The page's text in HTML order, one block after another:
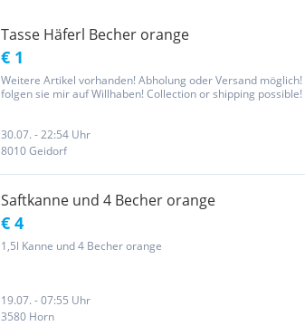
Tasse Häferl Becher orange
€ 1
Weitere Artikel vorhanden! Abholung oder Versand möglich!
folgen sie mir auf Willhaben! Collection or shipping possible!
30.07. - 22:54 Uhr
8010 Geidorf
Saftkanne und 4 Becher orange
€ 4
1,5l Kanne und 4 Becher orange
19.07. - 07:55 Uhr
3580 Horn